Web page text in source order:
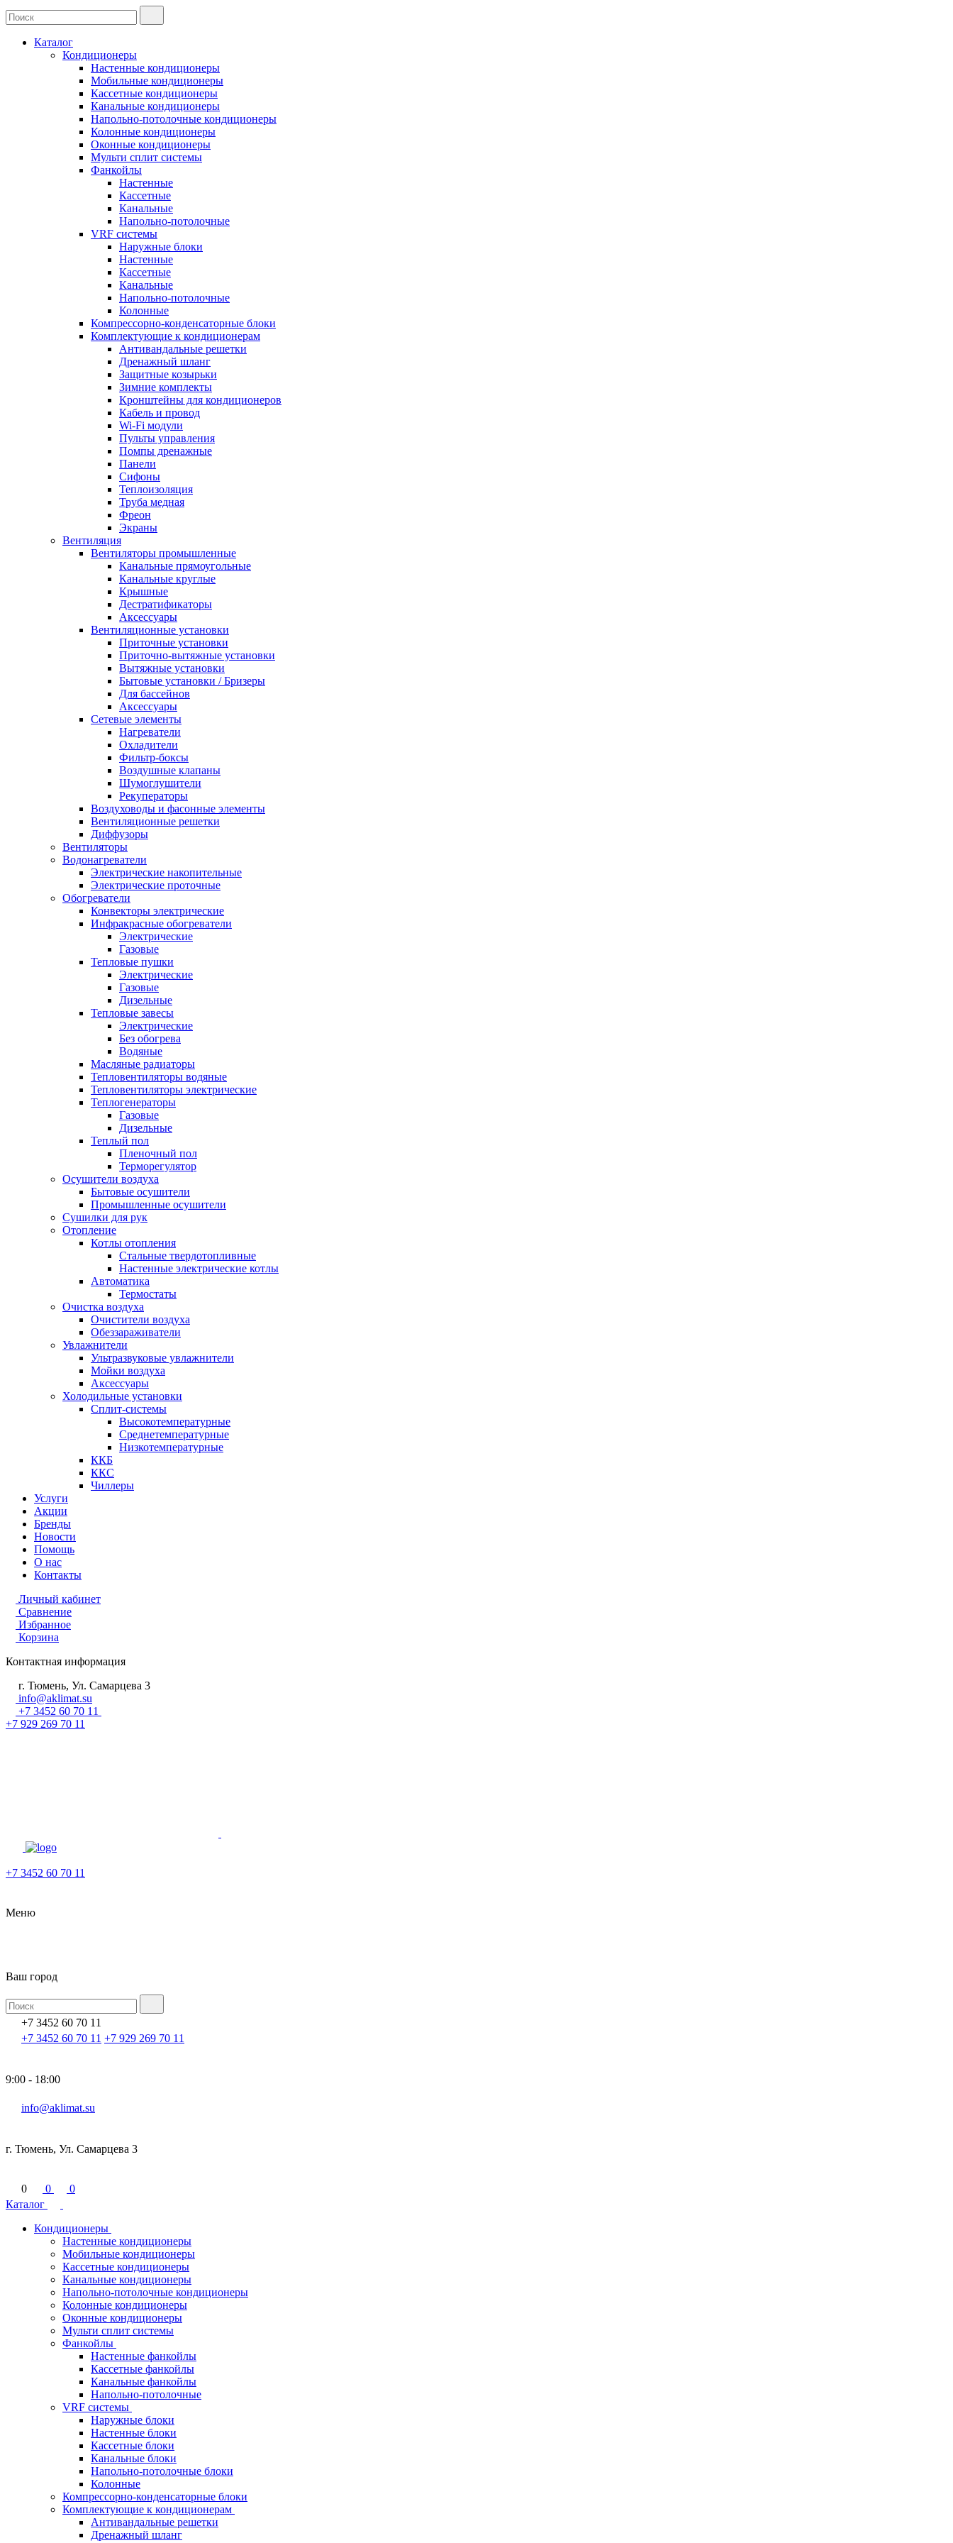
Каталог
Кондиционеры
Настенные кондиционеры
Мобильные кондиционеры
Кассетные кондиционеры
Канальные кондиционеры
Напольно-потолочные кондиционеры
Колонные кондиционеры
Оконные кондиционеры
Мульти сплит системы
Фанкойлы
Настенные
Кассетные
Канальные
Напольно-потолочные
VRF системы
Наружные блоки
Настенные
Кассетные
Канальные
Напольно-потолочные
Колонные
Компрессорно-конденсаторные блоки
Комплектующие к кондиционерам
Антивандальные решетки
Дренажный шланг
Защитные козырьки
Зимние комплекты
Кронштейны для кондиционеров
Кабель и провод
Wi-Fi модули
Пульты управления
Помпы дренажные
Панели
Сифоны
Теплоизоляция
Труба медная
Фреон
Экраны
Вентиляция
Вентиляторы промышленные
Канальные прямоугольные
Канальные круглые
Крышные
Дестратификаторы
Аксессуары
Вентиляционные установки
Приточные установки
Приточно-вытяжные установки
Вытяжные установки
Бытовые установки / Бризеры
Для бассейнов
Аксессуары
Сетевые элементы
Нагреватели
Охладители
Фильтр-боксы
Воздушные клапаны
Шумоглушители
Рекуператоры
Воздуховоды и фасонные элементы
Вентиляционные решетки
Диффузоры
Вентиляторы
Водонагреватели
Электрические накопительные
Электрические проточные
Обогреватели
Конвекторы электрические
Инфракрасные обогреватели
Электрические
Газовые
Тепловые пушки
Электрические
Газовые
Дизельные
Тепловые завесы
Электрические
Без обогрева
Водяные
Масляные радиаторы
Тепловентиляторы водяные
Тепловентиляторы электрические
Теплогенераторы
Газовые
Дизельные
Теплый пол
Пленочный пол
Терморегулятор
Осушители воздуха
Бытовые осушители
Промышленные осушители
Сушилки для рук
Отопление
Котлы отопления
Стальные твердотопливные
Настенные электрические котлы
Автоматика
Термостаты
Очистка воздуха
Очистители воздуха
Обеззараживатели
Увлажнители
Ультразвуковые увлажнители
Мойки воздуха
Аксессуары
Холодильные установки
Сплит-системы
Высокотемпературные
Среднетемпературные
Низкотемпературные
ККБ
ККС
Чиллеры
Услуги
Акции
Бренды
Новости
Помощь
О нас
Контакты
Личный кабинет
Сравнение
Избранное
Корзина
Контактная информация
г. Тюмень, Ул. Самарцева 3
info@aklimat.su
+7 3452 60 70 11
+7 929 269 70 11
+7 3452 60 70 11
Меню
Ваш город
+7 3452 60 70 11
+7 3452 60 70 11 +7 929 269 70 11
9:00 - 18:00
info@aklimat.su
г. Тюмень, Ул. Самарцева 3
0 0
0
Каталог
Кондиционеры
Настенные кондиционеры
Мобильные кондиционеры
Кассетные кондиционеры
Канальные кондиционеры
Напольно-потолочные кондиционеры
Колонные кондиционеры
Оконные кондиционеры
Мульти сплит системы
Фанкойлы
Настенные фанкойлы
Кассетные фанкойлы
Канальные фанкойлы
Напольно-потолочные
VRF системы
Наружные блоки
Настенные блоки
Кассетные блоки
Канальные блоки
Напольно-потолочные блоки
Колонные
Компрессорно-конденсаторные блоки
Комплектующие к кондиционерам
Антивандальные решетки
Дренажный шланг